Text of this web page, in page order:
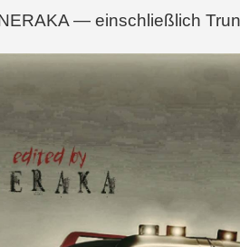
— einschließlich